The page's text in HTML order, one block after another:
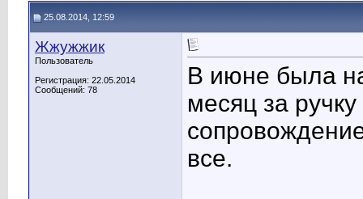
25.08.2014, 12:59
Жжужжик
Пользователь
Регистрация: 22.05.2014
Сообщений: 78
В июне была
месяц за
все.